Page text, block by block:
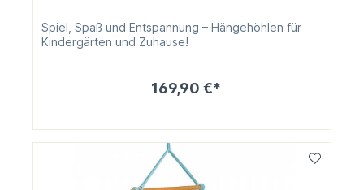
Spiel, Spaß und Entspannung – Hängehöhlen für
Kindergärten und Zuhause!
169,90 €*